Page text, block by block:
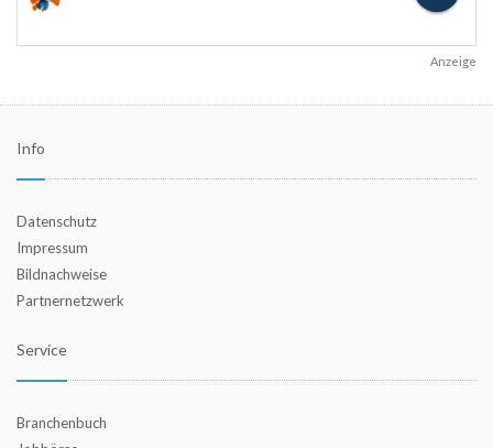
Anzeige
Info
Datenschutz
Impressum
Bildnachweise
Partnernetzwerk
Service
Branchenbuch